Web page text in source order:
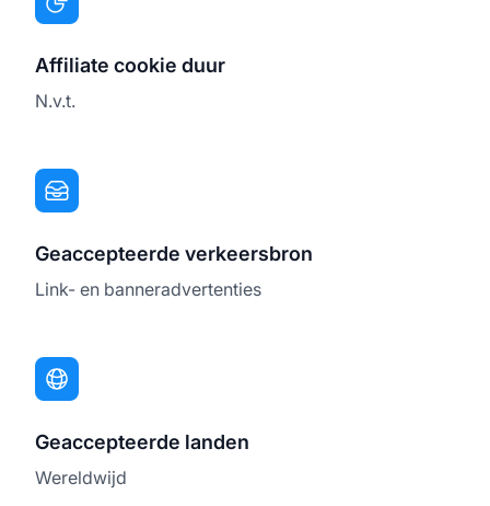
Affiliate cookie duur
N.v.t.
Geaccepteerde verkeersbron
Link- en banneradvertenties
Geaccepteerde landen
Wereldwijd